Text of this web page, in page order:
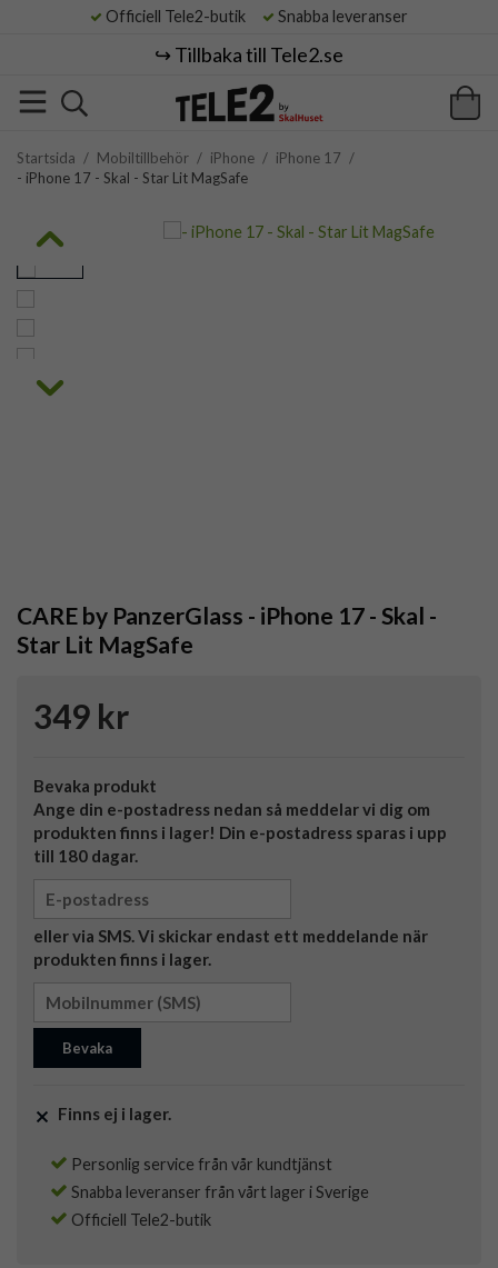
Officiell Tele2-butik Snabba leveranser
↪️ Tillbaka till Tele2.se
Startsida / Mobiltillbehör / iPhone / iPhone 17 /
- iPhone 17 - Skal - Star Lit MagSafe
CARE by PanzerGlass - iPhone 17 - Skal -
Star Lit MagSafe
349 kr
Bevaka produkt
Ange din e-postadress nedan så meddelar vi dig om
produkten finns i lager! Din e-postadress sparas i upp
till 180 dagar.
eller via SMS. Vi skickar endast ett meddelande när
produkten finns i lager.
Bevaka
Finns ej i lager.
Personlig service från vår kundtjänst
Snabba leveranser från vårt lager i Sverige
Officiell Tele2-butik